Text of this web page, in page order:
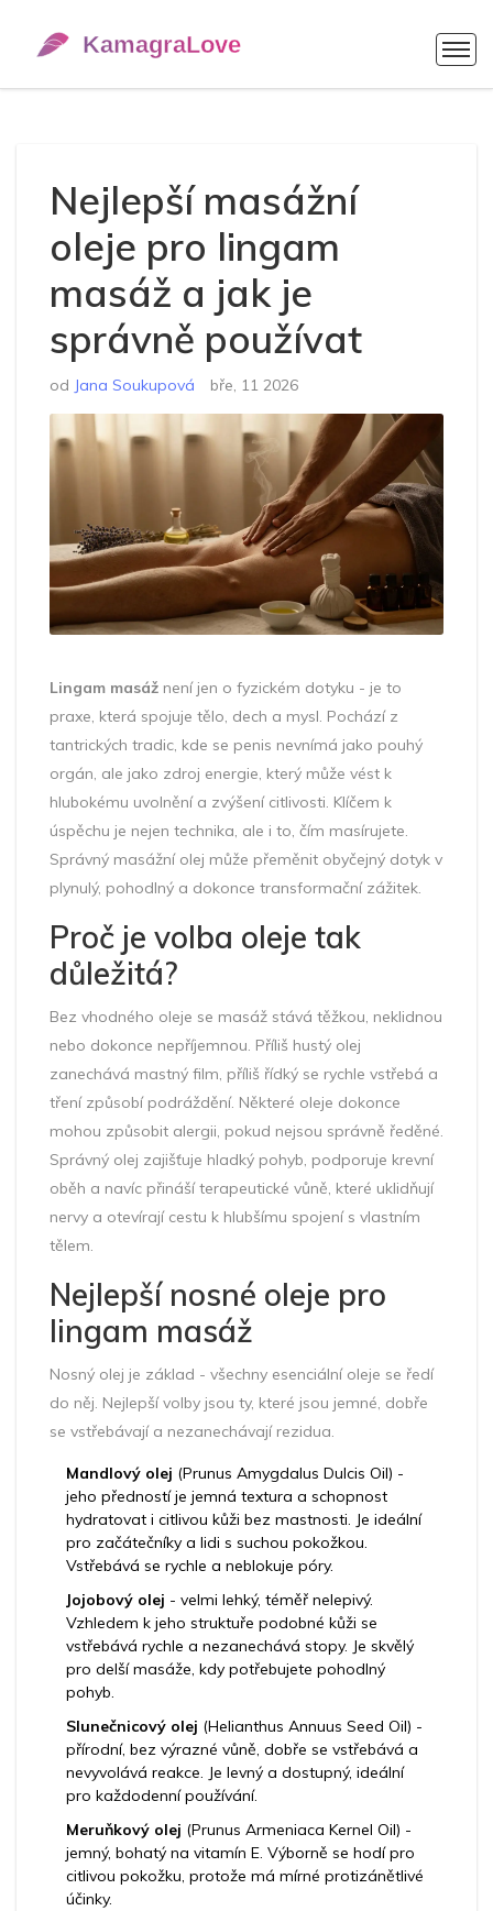
Nejlepší masážní
oleje pro lingam
masáž a jak je
správně používat
od Jana Soukupová bře, 11 2026
Lingam masáž není jen o fyzickém dotyku - je to
praxe, která spojuje tělo, dech a mysl. Pochází z
tantrických tradic, kde se penis nevnímá jako pouhý
orgán, ale jako zdroj energie, který může vést k
hlubokému uvolnění a zvýšení citlivosti. Klíčem k
úspěchu je nejen technika, ale i to, čím masírujete.
Správný masážní olej může přeměnit obyčejný dotyk v
plynulý, pohodlný a dokonce transformační zážitek.
Proč je volba oleje tak
důležitá?
Bez vhodného oleje se masáž stává těžkou, neklidnou
nebo dokonce nepříjemnou. Příliš hustý olej
zanechává mastný film, příliš řídký se rychle vstřebá a
tření způsobí podráždění. Některé oleje dokonce
mohou způsobit alergii, pokud nejsou správně ředěné.
Správný olej zajišťuje hladký pohyb, podporuje krevní
oběh a navíc přináší terapeutické vůně, které uklidňují
nervy a otevírají cestu k hlubšímu spojení s vlastním
tělem.
Nejlepší nosné oleje pro
lingam masáž
Nosný olej je základ - všechny esenciální oleje se ředí
do něj. Nejlepší volby jsou ty, které jsou jemné, dobře
se vstřebávají a nezanechávají rezidua.
Mandlový olej (Prunus Amygdalus Dulcis Oil) -
jeho předností je jemná textura a schopnost
hydratovat i citlivou kůži bez mastnosti. Je ideální
pro začátečníky a lidi s suchou pokožkou.
Vstřebává se rychle a neblokuje póry.
Jojobový olej - velmi lehký, téměř nelepivý.
Vzhledem k jeho struktuře podobné kůži se
vstřebává rychle a nezanechává stopy. Je skvělý
pro delší masáže, kdy potřebujete pohodlný
pohyb.
Slunečnicový olej (Helianthus Annuus Seed Oil) -
přírodní, bez výrazné vůně, dobře se vstřebává a
nevyvolává reakce. Je levný a dostupný, ideální
pro každodenní používání.
Meruňkový olej (Prunus Armeniaca Kernel Oil) -
jemný, bohatý na vitamín E. Výborně se hodí pro
citlivou pokožku, protože má mírné protizánětlivé
účinky.